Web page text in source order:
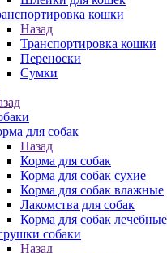
кошки
Назад
Транспортировка кошки
Переноски
Сумки
для собак
Назад
Корма для собак
Корма для собак сухие
Корма для собак влажные
Лакомства для собак
Корма для собак лечебные
собаки
Назад